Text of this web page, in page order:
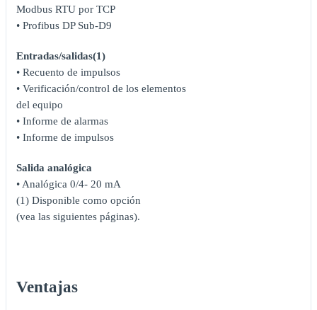
Modbus RTU por TCP
• Profibus DP Sub-D9
Entradas/salidas(1)
• Recuento de impulsos
• Verificación/control de los elementos
del equipo
• Informe de alarmas
• Informe de impulsos
Salida analógica
• Analógica 0/4- 20 mA
(1) Disponible como opción
(vea las siguientes páginas).
Ventajas